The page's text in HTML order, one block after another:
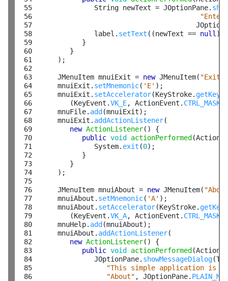
55
56
57
58
59
60
61
62
63
64
65
66
67
68
69
70
71
72
73
74
75
76
77
78
79
80
81
82
83
84
85
86
               String newText = JOptionPane.
"Enter
               label.
setText ((newText == null )
            }
         }
      );
      JMenuItem mnuiExit =
new JMenuItem( "Exit"
      mnuiExit.
setMnemonic( 'E' );
      mnuiExit.
setAccelerator(KeyStroke.
         (KeyEvent.
VK_E, ActionEvent. CTRL_MASK
      mnuFile.
add (mnuiExit);
      mnuiExit.
addActionListener(
new ActionListener() {
public void actionPerformed
               System.
exit (0);
            }
         }
      );
      JMenuItem mnuiAbout =
new JMenuItem(
      mnuiAbout.
setMnemonic( 'A' );
      mnuiAbout.
setAccelerator(KeyStroke.
         (KeyEvent.
VK_A, ActionEvent. CTRL_MASK
      mnuHelp.
add (mnuiAbout);
      mnuiAbout.
addActionListener(
new ActionListener() {
public void actionPerformed
               JOptionPane.
showMessageDialog
"This simple application is
"About" , JOptionPane.